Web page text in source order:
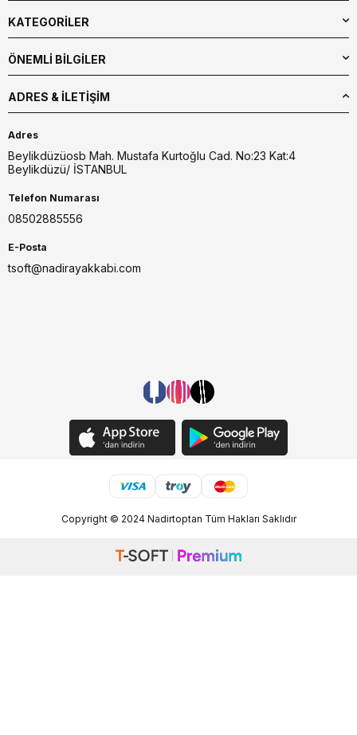
KATEGORİLER
ÖNEMLİ BİLGİLER
ADRES & İLETIŞIM
Adres
Beylikdüzüosb Mah. Mustafa Kurtoğlu Cad. No:23 Kat:4
Beylikdüzü/ İSTANBUL
Telefon Numarası
08502885556
E-Posta
tsoft@nadirayakkabi.com
Copyright © 2024 Nadirtoptan Tüm Hakları Saklıdır